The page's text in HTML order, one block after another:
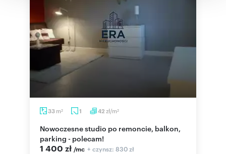
33 m2 1 42 zł/m2
Nowoczesne studio po remoncie, balkon,
parking - polecam!
1 400 zł /mc + czynsz: 830 zł